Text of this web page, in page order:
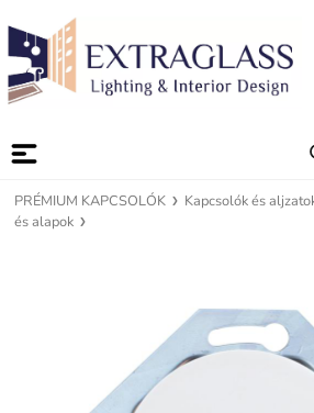
PRÉMIUM KAPCSOLÓK Kapcsolók és
és alapok